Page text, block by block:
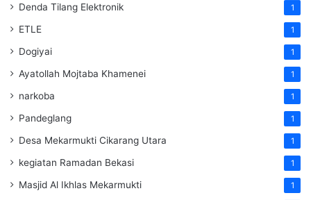
Denda Tilang Elektronik 1
ETLE 1
Dogiyai 1
Ayatollah Mojtaba Khamenei 1
narkoba 1
Pandeglang 1
Desa Mekarmukti Cikarang Utara 1
kegiatan Ramadan Bekasi 1
Masjid Al Ikhlas Mekarmukti 1